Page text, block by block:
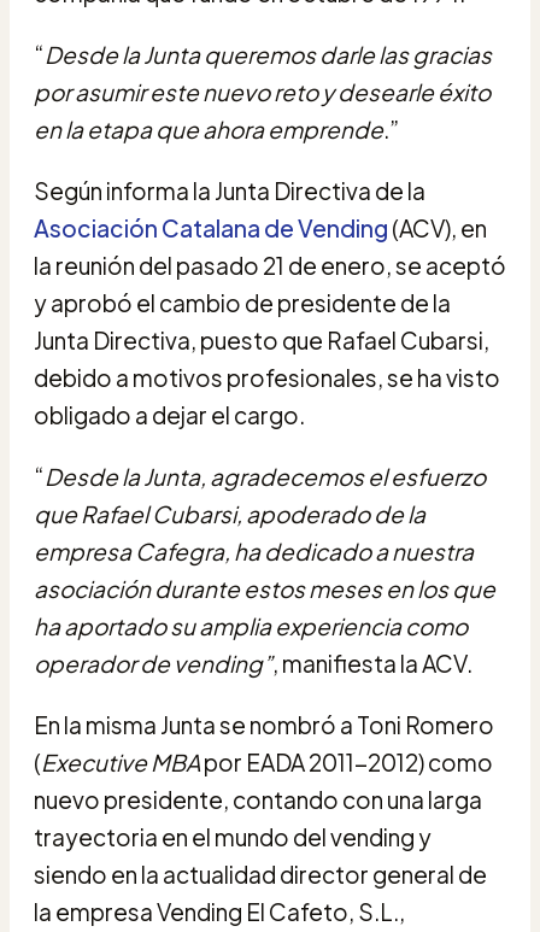
“Desde la Junta queremos darle las gracias
por asumir este nuevo reto y desearle éxito
en la etapa que ahora emprende.”
Según informa la Junta Directiva de la
Asociación Catalana de Vending (ACV), en
la reunión del pasado 21 de enero, se aceptó
y aprobó el cambio de presidente de la
Junta Directiva, puesto que Rafael Cubarsi,
debido a motivos profesionales, se ha visto
obligado a dejar el cargo.
“Desde la Junta, agradecemos el esfuerzo
que Rafael Cubarsi, apoderado de la
empresa Cafegra, ha dedicado a nuestra
asociación durante estos meses en los que
ha aportado su amplia experiencia como
operador de vending”, manifiesta la ACV.
En la misma Junta se nombró a Toni Romero
(Executive MBApor EADA 2011-2012) como
nuevo presidente, contando con una larga
trayectoria en el mundo del vending y
siendo en la actualidad director general de
la empresa Vending El Cafeto, S.L.,